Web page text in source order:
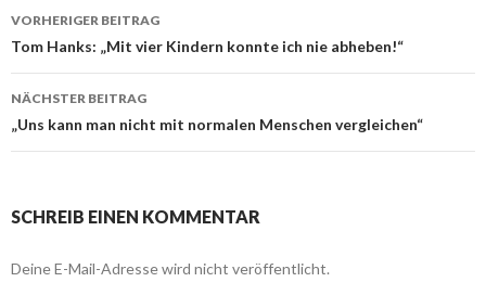
Beitragsnavigation
VORHERIGER BEITRAG
Tom Hanks: „Mit vier Kindern konnte ich nie abheben!“
NÄCHSTER BEITRAG
„Uns kann man nicht mit normalen Menschen vergleichen“
SCHREIB EINEN KOMMENTAR
Deine E-Mail-Adresse wird nicht veröffentlicht.